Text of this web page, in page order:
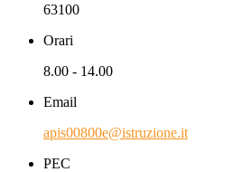
63100
Orari
8.00 - 14.00
Email
apis00800e@istruzione.it
PEC